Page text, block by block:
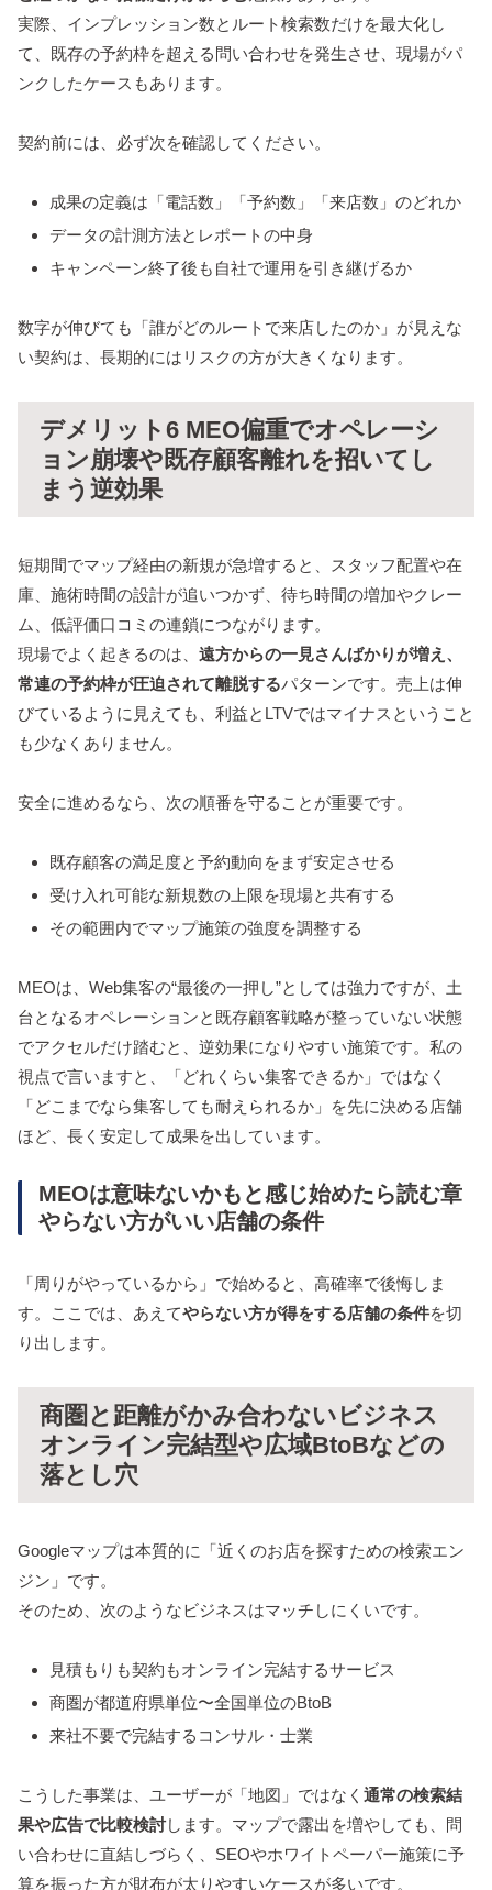
実際、インプレッション数とルート検索数だけを最大化し
て、既存の予約枠を超える問い合わせを発生させ、現場がパ
ンクしたケースもあります。
契約前には、必ず次を確認してください。
成果の定義は「電話数」「予約数」「来店数」のどれか
データの計測方法とレポートの中身
キャンペーン終了後も自社で運用を引き継げるか
数字が伸びても「誰がどのルートで来店したのか」が見えな
い契約は、長期的にはリスクの方が大きくなります。
デメリット6 MEO偏重でオペレーシ
ョン崩壊や既存顧客離れを招いてし
まう逆効果
短期間でマップ経由の新規が急増すると、スタッフ配置や在
庫、施術時間の設計が追いつかず、待ち時間の増加やクレー
ム、低評価口コミの連鎖につながります。
現場でよく起きるのは、 遠方からの一見さんばかりが増え、
常連の予約枠が圧迫されて離脱するパターンです。売上は伸
びているように見えても、利益とLTVではマイナスということ
も少なくありません。
安全に進めるなら、次の順番を守ることが重要です。
既存顧客の満足度と予約動向をまず安定させる
受け入れ可能な新規数の上限を現場と共有する
その範囲内でマップ施策の強度を調整する
MEOは、Web集客の“最後の一押し”としては強力ですが、土
台となるオペレーションと既存顧客戦略が整っていない状態
でアクセルだけ踏むと、逆効果になりやすい施策です。私の
視点で言いますと、「どれくらい集客できるか」ではなく
「どこまでなら集客しても耐えられるか」を先に決める店舗
ほど、長く安定して成果を出しています。
MEOは意味ないかもと感じ始めたら読む章
やらない方がいい店舗の条件
「周りがやっているから」で始めると、高確率で後悔しま
す。ここでは、あえてやらない方が得をする店舗の条件を切
り出します。
商圏と距離がかみ合わないビジネス
オンライン完結型や広域BtoBなどの
落とし穴
Googleマップは本質的に「近くのお店を探すための検索エン
ジン」です。
そのため、次のようなビジネスはマッチしにくいです。
見積もりも契約もオンライン完結するサービス
商圏が都道府県単位〜全国単位のBtoB
来社不要で完結するコンサル・士業
こうした事業は、ユーザーが「地図」ではなく 通常の検索結
果や広告で比較検討します。マップで露出を増やしても、問
い合わせに直結しづらく、SEOやホワイトペーパー施策に予
算を振った方が財布が太りやすいケースが多いです。